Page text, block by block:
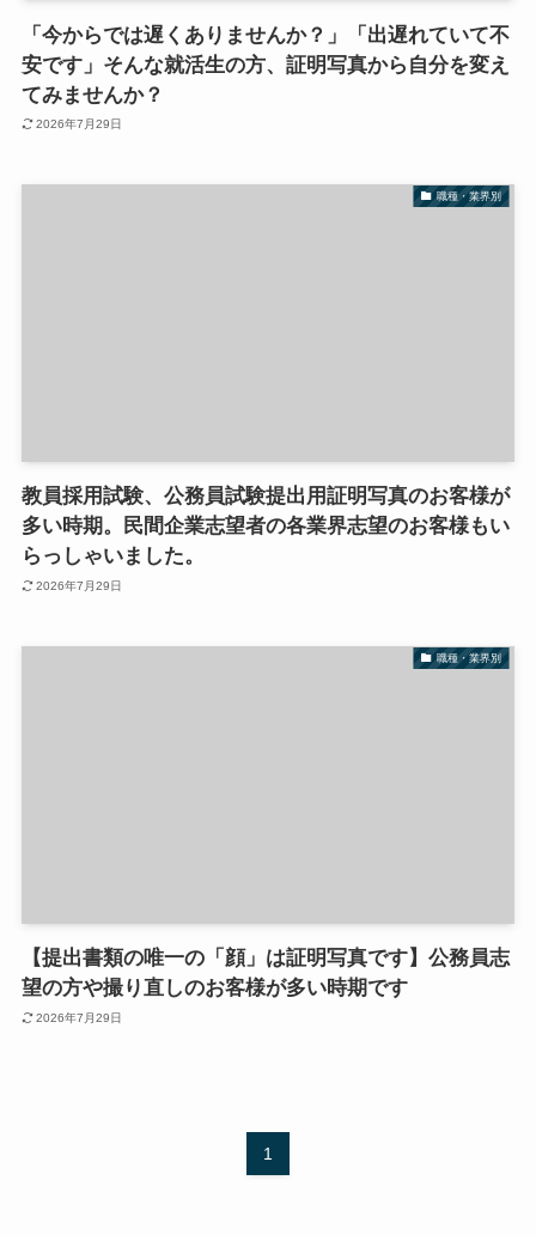
「今からでは遅くありませんか？」「出遅れていて不
安です」そんな就活生の方、証明写真から自分を変え
てみませんか？
2026年7月29日
職種・業界別
教員採用試験、公務員試験提出用証明写真のお客様が
多い時期。民間企業志望者の各業界志望のお客様もい
らっしゃいました。
2026年7月29日
職種・業界別
【提出書類の唯一の「顔」は証明写真です】公務員志
望の方や撮り直しのお客様が多い時期です
2026年7月29日
1